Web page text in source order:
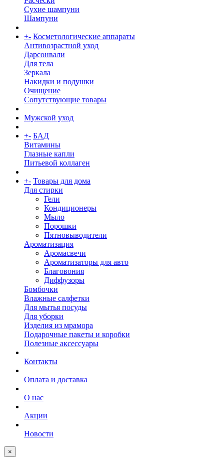
Сухие шампуни
Шампуни
+- Косметологические аппараты
Антивозрастной уход
Дарсонвали
Для тела
Зеркала
Накидки и подушки
Очищение
Сопутствующие товары
Мужской уход
+- БАД
Витамины
Глазные капли
Питьевой коллаген
+- Товары для дома
Для стирки
Гели
Кондиционеры
Мыло
Порошки
Пятновыводители
Ароматизация
Аромасвечи
Ароматизаторы для авто
Благовония
Диффузоры
Бомбочки
Влажные салфетки
Для мытья посуды
Для уборки
Изделия из мрамора
Подарочные пакеты и коробки
Полезные аксессуары
Контакты
Оплата и доставка
О нас
Акции
Новости
×